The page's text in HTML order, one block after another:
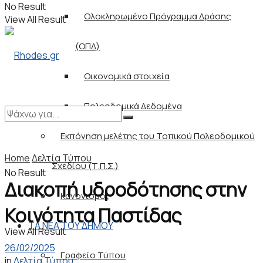
Ολοκληρωμένο Πρόγραμμα Δράσης
(ΟΠΔ)
Οικονομικά στοιχεία
Πολεοδομικά Δεδομένα
Εκπόνηση μελέτης του Τοπικού Πολεοδομικού
Σχεδίου (Τ.Π.Σ.)
Κανονισμοί
ΤΑ ΝΕΑ ΤΟΥ ΔΗΜΟΥ
Γραφείο Τύπου
No Result
View All Result
No Result
View All Result
HomeΔελτία Τύπου
Διακοπή υδροδότησης στην
Κοινότητα Παστίδας
26/02/2025